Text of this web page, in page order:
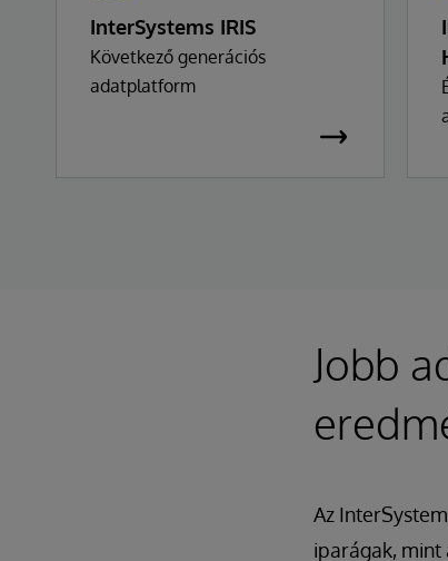
InterSystems IRIS
Következő generációs
adatplatform
Jobb
Az
iparágak, mint